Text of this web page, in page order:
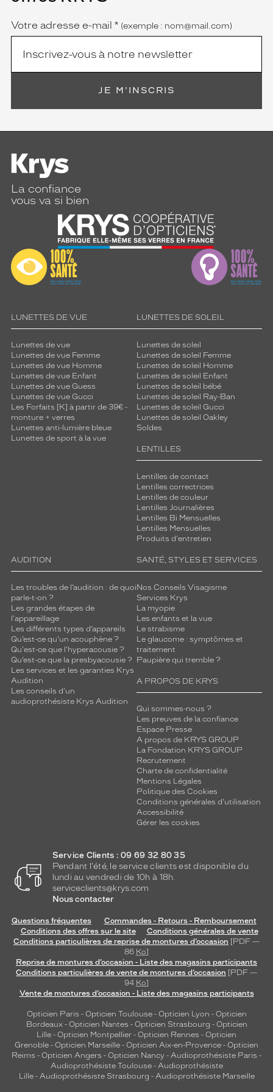
Votre adresse e-mail *
obligatoire)
(exemple : nom@mail.com)
JE M'INSCRIS
La confiance
vous va si bien
LUNETTES DE VUE
Lunettes de vue
Lunettes de vue Femme
Lunettes de vue Homme
Lunettes de vue Enfant
Lunettes de vue Guess
Lunettes de vue Gucci
Les Forfaits [K] à partir de 39€ -
monture + verres
Lunettes anti-lumière bleue
Lunettes de sport à la vue
LUNETTES DE SOLEIL
Lunettes de soleil
Lunettes de soleil Femme
Lunettes de soleil Homme
Lunettes de soleil Enfant
Lunettes de soleil bébé
Lunettes de soleil Ray-Ban
Lunettes de soleil Gucci
Lunettes de soleil Oakley
Soldes
LENTILLES
Lentilles de contact
Lentilles correctrices
Lentilles de couleur
Lentilles Journalières
Lentilles Bi Mensuelles
Lentilles Mensuelles
Produits d'entretien
AUDITION
Les troubles de l’audition : de quoi
parle-t-on ?
Les grandes étapes de
l'appareillage
Les différents types d’appareils
Qu’est-ce qu'un acouphène ?
Qu'est-ce que l'hyperacousie ?
Qu’est-ce que la presbyacousie ?
Les services et les garanties Krys
Audition
Les conseils d'un
audioprothésiste Krys Audition
SANTÉ, STYLES ET SERVICES
Nos Conseils Visagisme
Services Krys
La myopie
Les enfants et la vue
Le strabisme
Le glaucome : symptômes et
traitement
Paupière qui tremble ?
A PROPOS DE KRYS
Qui sommes-nous ?
Les preuves de la confiance
Espace Presse
A propos de KRYS GROUP
La Fondation KRYS GROUP
Recrutement
Charte de confidentialité
Mentions Légales
Politique des Cookies
Conditions générales d'utilisation
Accessibilité
Gérer les cookies
Service Clients : 09 69 32 80 35
Pendant l'été, le service clients est disponible du
lundi au vendredi de 10h à 18h.
serviceclients@krys.com
Nous contacter
Questions fréquentes
Commandes - Retours - Remboursement
Conditions des offres sur le site
Conditions générales de vente
Conditions particulières de reprise de montures d’occasion [PDF —
86 Ko]
Reprise de montures d’occasion - Liste des magasins participants
Conditions particulières de vente de montures d’occasion [PDF —
94 Ko]
Vente de montures d’occasion - Liste des magasins participants
Opticien Paris - Opticien Toulouse- Opticien Lyon - Opticien
Bordeaux- Opticien Nantes - Opticien Strasbourg - Opticien
Lille - Opticien Montpellier - Opticien Rennes - Opticien
Grenoble - Opticien Marseille - Opticien Aix-en-Provence - Opticien
Reims - Opticien Angers - Opticien Nancy - Audioprothésiste Paris -
Audioprothésiste Toulouse- Audioprothésiste
Lille- Audioprothésiste Strasbourg - Audioprothésiste Marseille